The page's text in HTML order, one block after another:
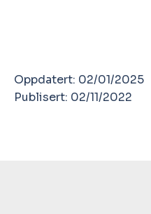
Oppdatert: 02/01/2025
Publisert: 02/11/2022